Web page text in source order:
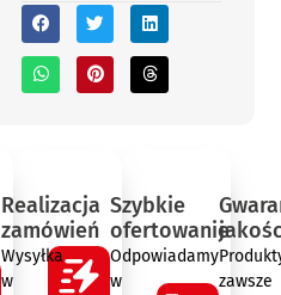
Realizacja
zamówień
Wysyłka
w
Szybkie
ofertowanie
Odpowiadamy
w
zawsze